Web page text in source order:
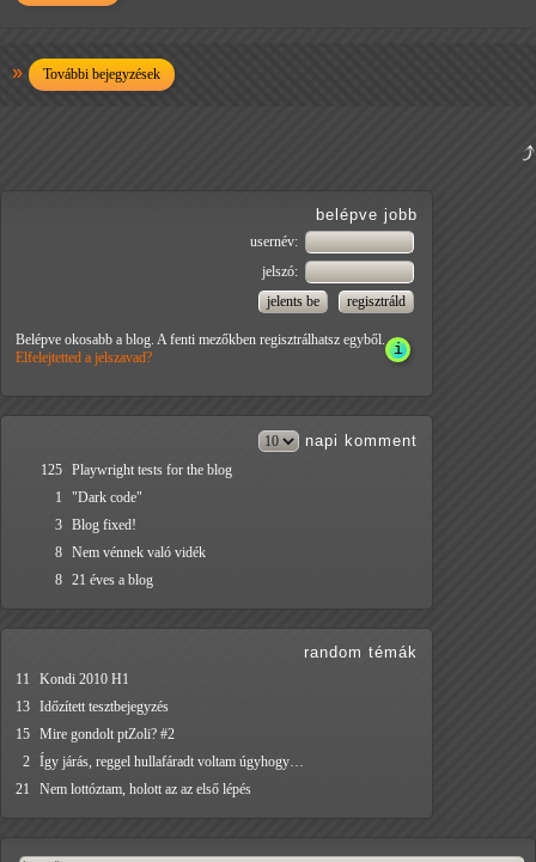
További bejegyzések
belépve jobb
usernév:
jelszó:
Belépve okosabb a blog. A fenti mezőkben regisztrálhatsz egyből.
Elfelejtetted a jelszavad?
napi komment
125 Playwright tests for the blog
1
"Dark code"
3 Blog fixed!
8 Nem vénnek való vidék
8 21 éves a blog
random témák
11
Kondi 2010 H1
13 Időzített tesztbejegyzés
15 Mire gondolt ptZoli? #2
2 Így járás, reggel hullafáradt voltam úgyhogy…
21
Nem lottóztam, holott az az első lépés